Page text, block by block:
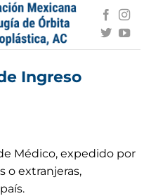
Ingreso
Médico, expedido por
o extranjeras,